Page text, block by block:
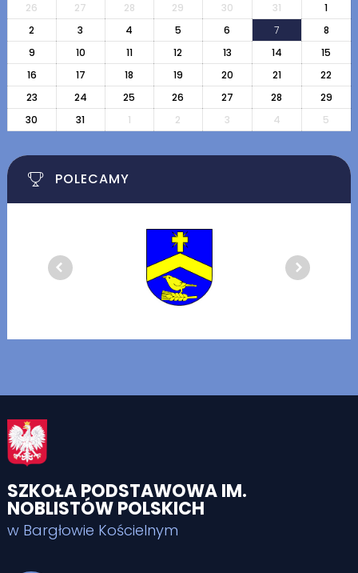
26 27 28 29 30 31
1
2
3 4 5 6 7
8
9
10 11 12 13 14
15
16
17 18 19 20 21
22
23
24 25 26 27 28
29
30
31 1 2 3 4 5
POLECAMY
SZKOŁA PODSTAWOWA IM.
NOBLISTÓW POLSKICH
w Bargłowie Kościelnym